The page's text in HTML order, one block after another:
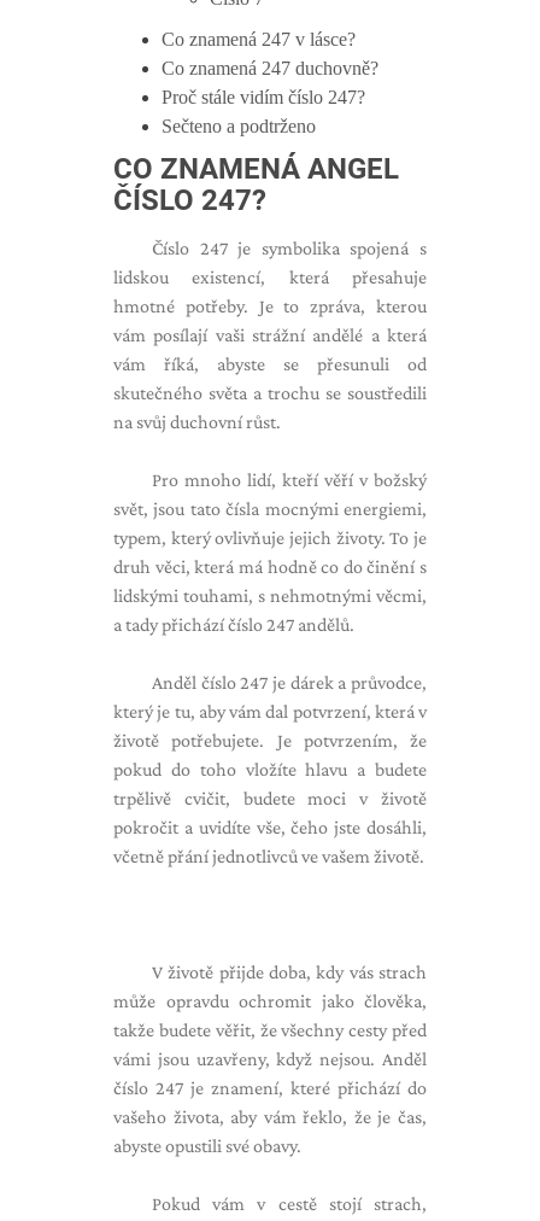
Co znamená 247 v lásce?
Co znamená 247 duchovně?
Proč stále vidím číslo 247?
Sečteno a podtrženo
CO ZNAMENÁ ANGEL
ČÍSLO 247?
Číslo 247 je symbolika spojená s
lidskou existencí, která přesahuje
hmotné potřeby. Je to zpráva, kterou
vám posílají vaši strážní andělé a která
vám říká, abyste se přesunuli od
skutečného světa a trochu se soustředili
na svůj duchovní růst.
Pro mnoho lidí, kteří věří v božský
svět, jsou tato čísla mocnými energiemi,
typem, který ovlivňuje jejich životy. To je
druh věci, která má hodně co do činění s
lidskými touhami, s nehmotnými věcmi,
a tady přichází číslo 247 andělů.
Anděl číslo 247 je dárek a průvodce,
který je tu, aby vám dal potvrzení, která v
životě potřebujete. Je potvrzením, že
pokud do toho vložíte hlavu a budete
trpělivě cvičit, budete moci v životě
pokročit a uvidíte vše, čeho jste dosáhli,
včetně přání jednotlivců ve vašem životě.
V životě přijde doba, kdy vás strach
může opravdu ochromit jako člověka,
takže budete věřit, že všechny cesty před
vámi jsou uzavřeny, když nejsou. Anděl
číslo 247 je znamení, které přichází do
vašeho života, aby vám řeklo, že je čas,
abyste opustili své obavy.
Pokud vám v cestě stojí strach,